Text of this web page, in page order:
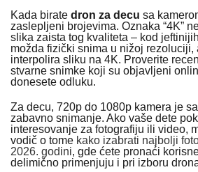
Kada birate dron za decu sa
zaslepljeni brojevima. Oznaka “4K”
slika zaista tog kvaliteta – kod
možda fizički snima u nižoj rezoluciji,
interpolira sliku na 4K. Proverite
stvarne snimke koji su objavljeni
donesete odluku.
Za decu, 720p do 1080p kamera je
zabavno snimanje. Ako vaše dete
interesovanje za fotografiju ili video,
vodič o tome kako izabrati najbolji
2026. godini, gde ćete pronaći
delimično primenjuju i pri izboru